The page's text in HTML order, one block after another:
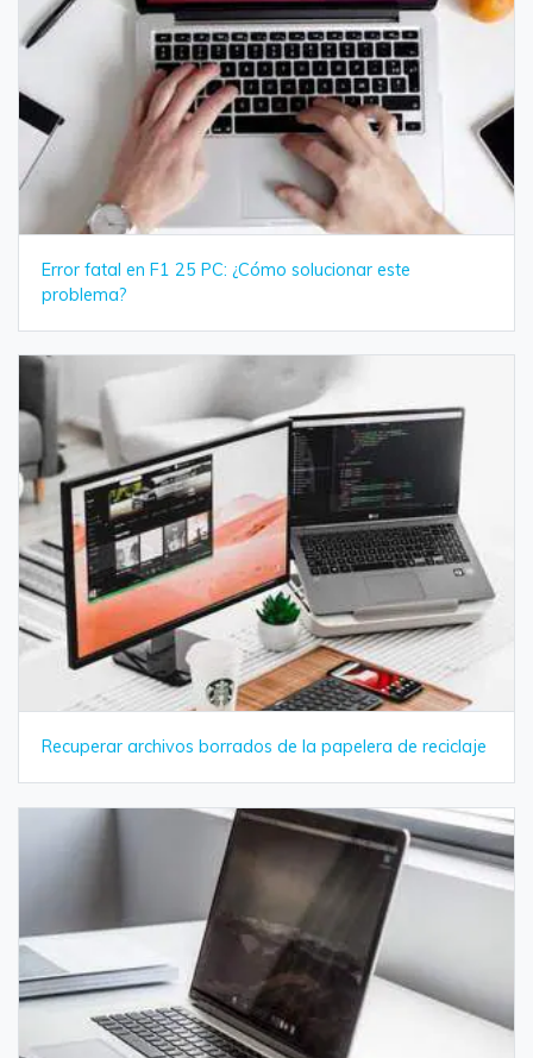
Error fatal en F1 25 PC: ¿Cómo solucionar este
problema?
Recuperar archivos borrados de la papelera de reciclaje